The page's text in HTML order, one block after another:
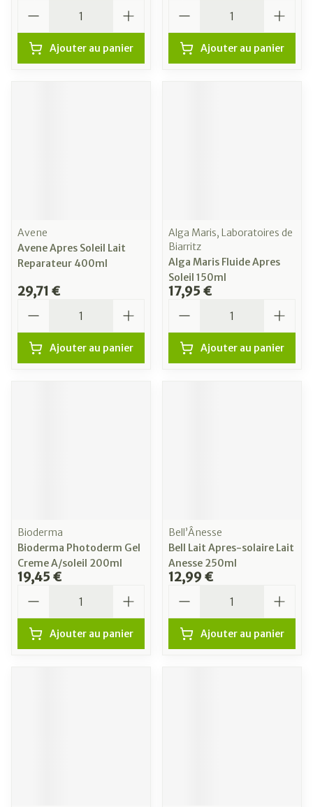
Ajouter au panier Ajouter au panier
Avene
Avene Apres Soleil Lait
Reparateur 400ml
29,71 €
Ajouter au panier
Alga Maris, Laboratoires de
Biarritz
Alga Maris Fluide Apres
Soleil 150ml
17,95 €
Ajouter au panier
Bioderma
Bioderma Photoderm Gel
Creme A/soleil 200ml
19,45 €
Ajouter au panier
Bell’Ânesse
Bell Lait Apres-solaire Lait
Anesse 250ml
12,99 €
Ajouter au panier